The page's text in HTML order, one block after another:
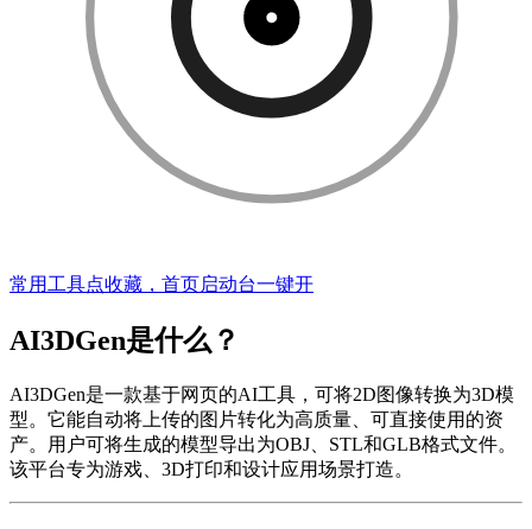
常用工具点收藏，首页启动台一键开
AI3DGen是什么？
AI3DGen是一款基于网页的AI工具，可将2D图像转换为3D模
型。它能自动将上传的图片转化为高质量、可直接使用的资
产。用户可将生成的模型导出为OBJ、STL和GLB格式文件。
该平台专为游戏、3D打印和设计应用场景打造。